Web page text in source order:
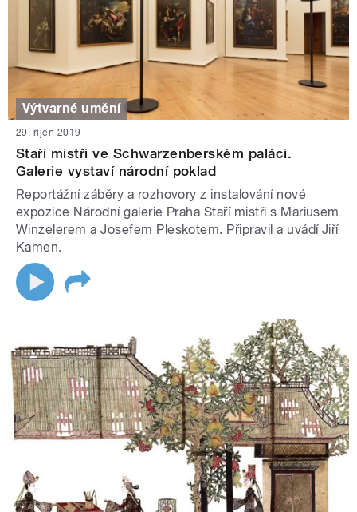
Výtvarné umění
29. říjen 2019
Staří mistři ve Schwarzenberském paláci.
Galerie vystaví národní poklad
Reportážní záběry a rozhovory z instalování nové
expozice Národní galerie Praha Staří mistři s Mariusem
Winzelerem a Josefem Pleskotem. Připravil a uvádí Jiří
Kamen.